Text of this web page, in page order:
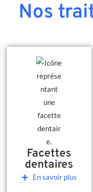
Nos
Facettes
dentaires
En savoir plus